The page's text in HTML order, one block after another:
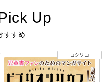
Up
すすめ
コクリコ